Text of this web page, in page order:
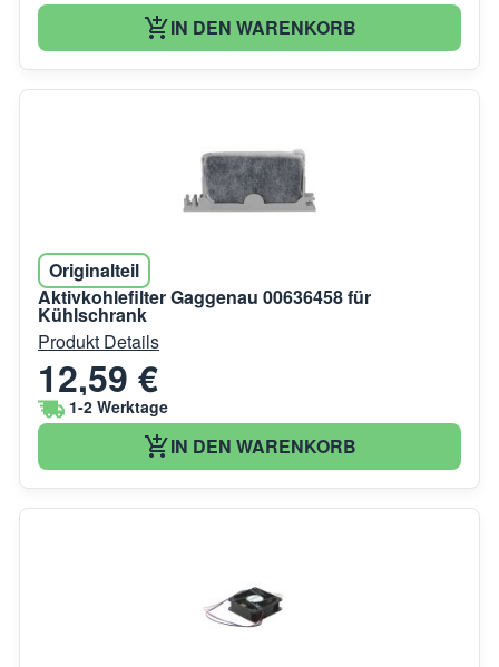
IN DEN WARENKORB
Originalteil
Aktivkohlefilter Gaggenau 00636458 für
Kühlschrank
Produkt Details
12,59 €
1-2 Werktage
IN DEN WARENKORB